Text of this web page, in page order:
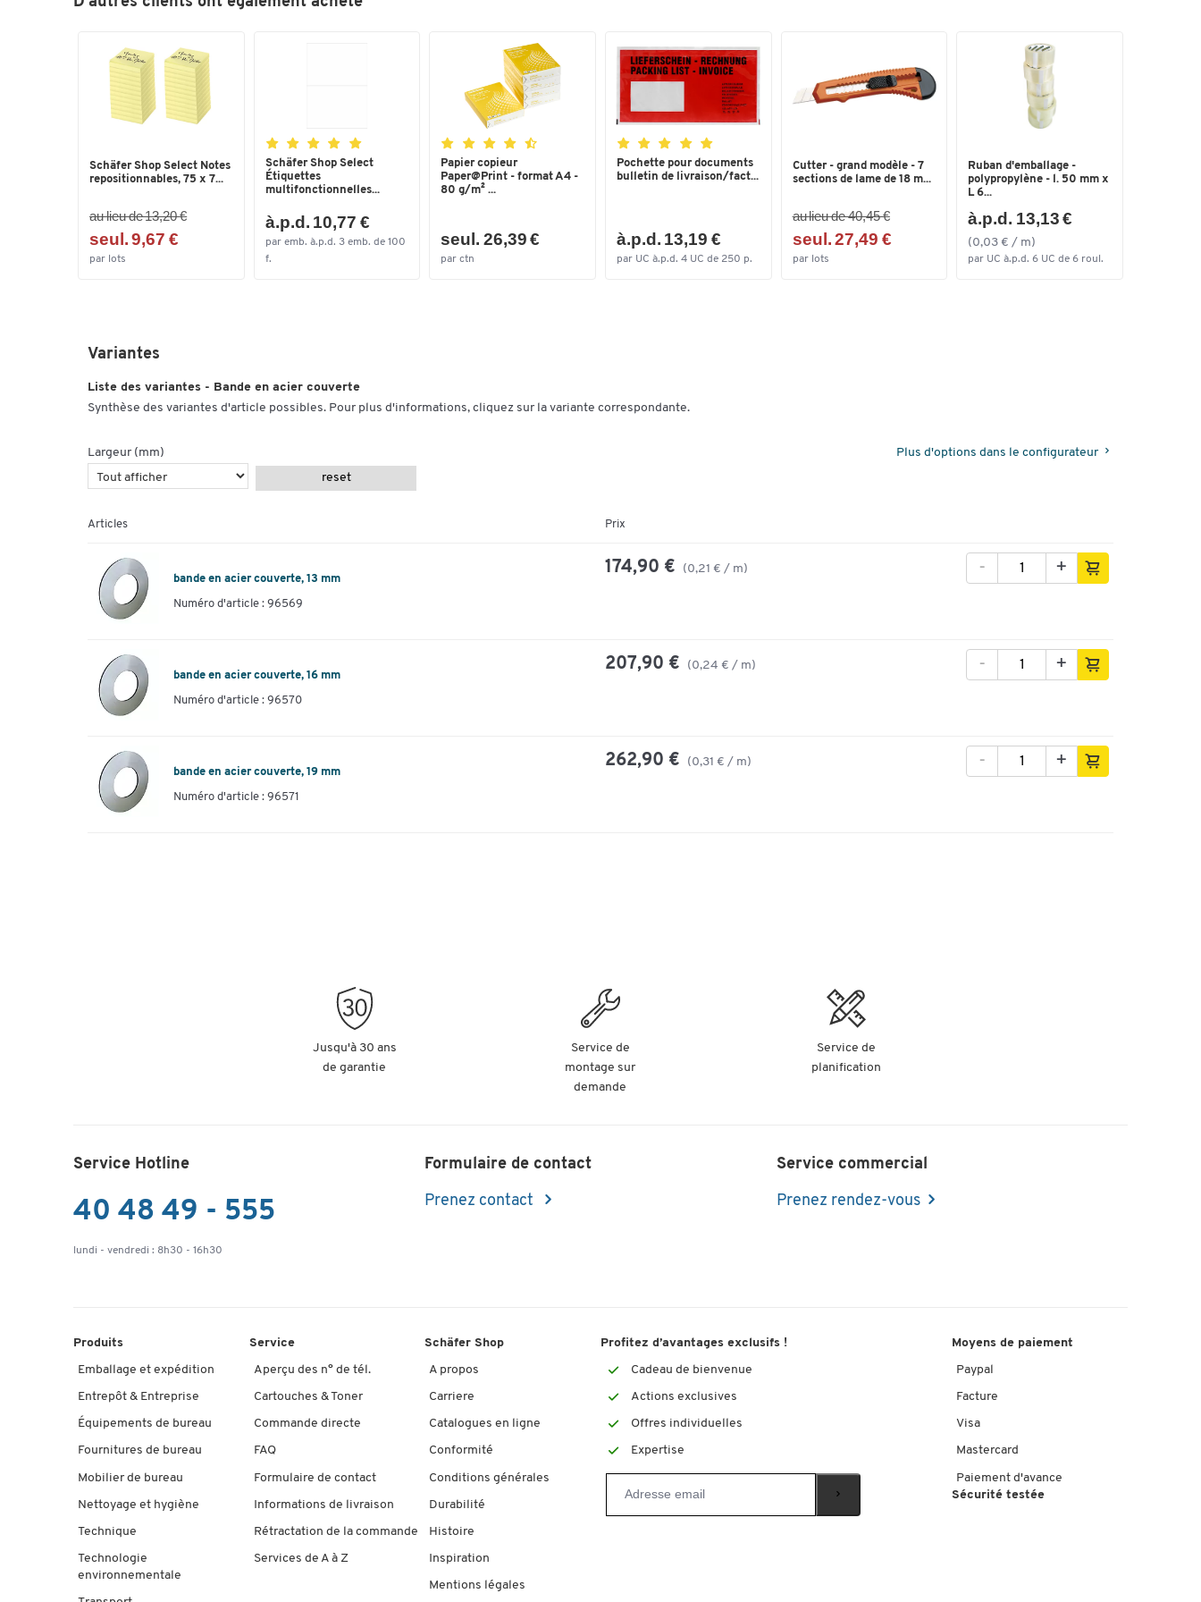
Poids : environ 20 kg
Noyau : 240–410 mm
Diamètre extérieur : 570–650 mm
Dimensions
Largeur (mm) 12,7
Largeur de bande en mm 12,7
Schäfer Shop Select Notes
repositionnables, 75 x 7...
au lieu de 13,20 €
seul. 9,67 €
par lots
Schäfer Shop Select
Étiquettes
multifonctionnelles...
à.p.d. 10,77 €
par emb. à.p.d. 3 emb. de 100
f.
Papier copieur
Paper@Print - format A4 -
80 g/m² ...
seul. 26,39 €
par ctn
Pochette pour documents
bulletin de livraison/fact...
à.p.d. 13,19 €
par UC à.p.d. 4 UC de 250 p.
Cutter - grand modèle - 7
sections de lame de 18 m...
au lieu de 40,45 €
seul. 27,49 €
par lots
Ruban d'emballage -
polypropylène - l. 50 mm x
L 6...
à.p.d. 13,13 €
(0,03 € / m)
par UC à.p.d. 6 UC de 6 roul.
Variantes
Liste des variantes - Bande en acier couverte
Synthèse des variantes d'article possibles. Pour plus d'informations, cliquez sur la variante correspondante.
Largeur (mm)
reset
Plus d'options dans le configurateur
Articles Prix
bande en acier couverte, 13 mm
Numéro d'article : 96569
174,90 € (0,21 € / m) +
-
bande en acier couverte, 16 mm
Numéro d'article : 96570
207,90 € (0,24 € / m) +
-
bande en acier couverte, 19 mm
Numéro d'article : 96571
262,90 € (0,31 € / m) +
-
Jusqu'à 30 ans
de garantie
Service de
montage sur
demande
Service de
planification
Service Hotline
40 48 49 - 555
lundi - vendredi : 8h30 - 16h30
Formulaire de contact
Prenez contact
Service commercial
Prenez rendez-vous
Produits
Emballage et expédition
Entrepôt & Entreprise
Équipements de bureau
Fournitures de bureau
Mobilier de bureau
Nettoyage et hygiène
Technique
Technologie
environnementale
Service
Aperçu des n° de tél.
Cartouches & Toner
Commande directe
FAQ
Formulaire de contact
Informations de livraison
Rétractation de la commande
Services de A à Z
Schäfer Shop
A propos
Carriere
Catalogues en ligne
Conformité
Conditions générales
Durabilité
Histoire
Inspiration
Mentions légales
Profitez d’avantages exclusifs !
Cadeau de bienvenue
Actions exclusives
Offres individuelles
Expertise
Moyens de paiement
Paypal
Facture
Visa
Mastercard
Paiement d'avance
Sécurité testée